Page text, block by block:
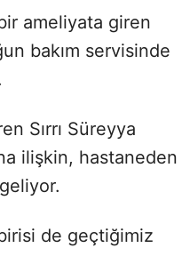
ameliyata giren
bakım servisinde
Sırrı Süreyya
ilişkin, hastaneden
de geçtiğimiz